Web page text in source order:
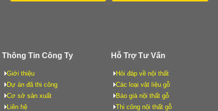
Thông Tin Công Ty
Giới thiệu
Dự án đã thi công
Cơ sở sản xuất
Liên hệ
Hỗ Trợ Tư Vấn
Hỏi đáp về nội thất
Các loại vật liệu gỗ
Báo giá nội thất gỗ
Thi công nội thất gỗ